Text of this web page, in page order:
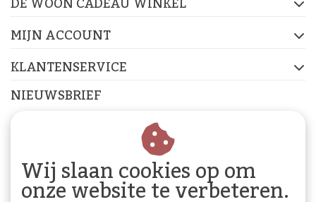
MIJN ACCOUNT
KLANTENSERVICE
NIEUWSBRIEF
Abonneer je op onze nieuwsbrief om op de hoogte te
Wij slaan cookies op om
onze website te verbeteren.